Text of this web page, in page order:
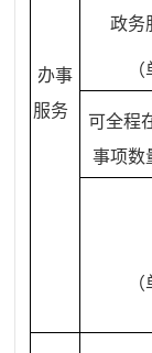
办事
服务
政务
可全程
事项数